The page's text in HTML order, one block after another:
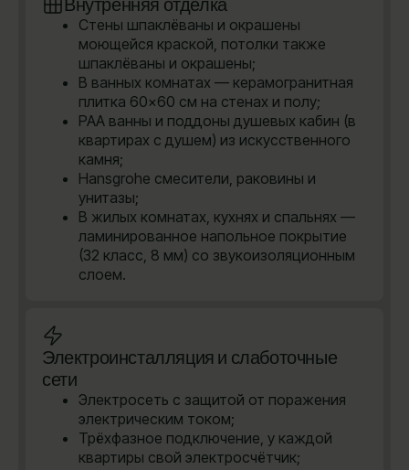
Внутренняя отделка
Стены шпаклёваны и окрашены
моющейся краской, потолки также
шпаклёваны и окрашены;
В ванных комнатах — керамогранитная
плитка 60×60 см на стенах и полу;
PAA ванны и поддоны душевых кабин (в
квартирах с душем) из искусственного
камня;
Hansgrohe cмесители, раковины и
унитазы;
В жилых комнатах, кухнях и спальнях —
ламинированное напольное покрытие
(32 класс, 8 мм) со звукоизоляционным
слоем.
Электроинсталляция и слаботочные
сети
Электросеть с защитой от поражения
электрическим током;
Трёхфазное подключение, у каждой
квартиры свой электросчётчик;